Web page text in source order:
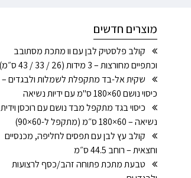
מוצרים חדשים
קולב פלסטיק לבן עם וו מתכת מסתובב
וכתפיים מחורצות – 3 מידות (26 / 33 / 43 ס״מ)
שקית אל-בד מתקפלת לשמלות ולבגדים –
כיסוי נושם 60×180 ס"מ עם ידיות נשיאה
כיסוי בגד מתקפל מבד נושם עם רוכסן וידית
נשיאה – 60×180 ס״מ (מתקפל ל-60×90)
קולב עץ לבן עם תפסים לחליפה, מכנסיים
וחצאית – רוחב 44.5 ס״מ
טבעת מתכת פתוחה זהב/כסף לרצועות